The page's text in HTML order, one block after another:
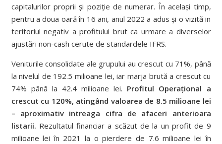
capitalurilor proprii și poziție de numerar. În același timp,
pentru a doua oară în 16 ani, anul 2022 a adus și o vizită in
teritoriul negativ a profitului brut ca urmare a diverselor
ajustări non-cash cerute de standardele IFRS.
Veniturile consolidate ale grupului au crescut cu 71%, până
la nivelul de 192.5 milioane lei, iar marja brută a crescut cu
74% până la 42.4 milioane lei. Profitul Operațional a
crescut cu 120%, atingând valoarea de 8.5 milioane lei
– aproximativ intreaga cifra de afaceri anterioara
listarii. Rezultatul financiar a scăzut de la un profit de 9
milioane lei în 2021 la o pierdere de 7.6 milioane lei în